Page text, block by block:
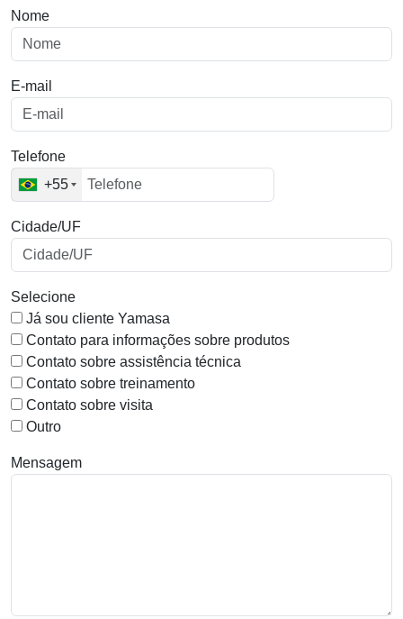
Nome
E-mail
Telefone
+55
Cidade/UF
Selecione
Já sou cliente Yamasa
Contato para informações sobre produtos
Contato sobre assistência técnica
Contato sobre treinamento
Contato sobre visita
Outro
Mensagem